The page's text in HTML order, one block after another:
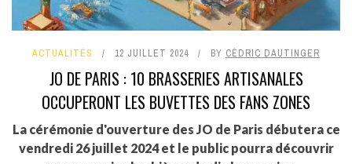
ACTUALITÉS 12 JUILLET 2024 BY CÉDRIC DAUTINGER
JO DE PARIS : 10 BRASSERIES ARTISANALES
OCCUPERONT LES BUVETTES DES FANS ZONES
La cérémonie d'ouverture des JO de Paris débutera ce
vendredi 26 juillet 2024 et le public pourra découvrir